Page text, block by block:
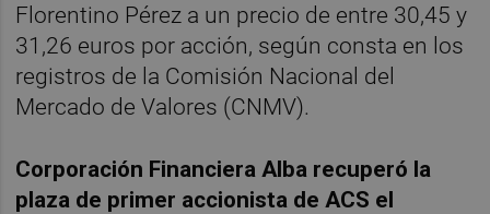
Florentino Pérez a un precio de entre 30,45 y
31,26 euros por acción, según consta en los
registros de la Comisión Nacional del
Mercado de Valores (CNMV).
Corporación Financiera Alba recuperó la
plaza de primer accionista de ACS el